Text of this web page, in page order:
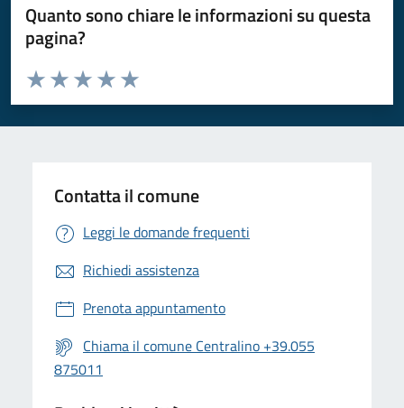
Quanto sono chiare le informazioni su questa
pagina?
Valuta da 1 a 5 stelle la pagina
Valuta 5 stelle su 5
Valuta 4 stelle su 5
Valuta 3 stelle su 5
Valuta 2 stelle su 5
Valuta 1 stelle su 5
Contatta il comune
Leggi le domande frequenti
Richiedi assistenza
Prenota appuntamento
Chiama il comune Centralino +39.055
875011